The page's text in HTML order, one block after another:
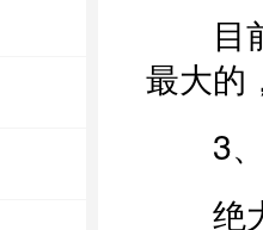
目前
最大的
3、
绝大